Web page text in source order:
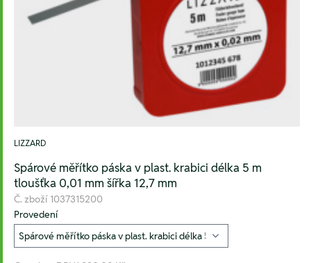
LIZZARD
Spárové měřítko páska v plast. krabici délka 5 m
tloušťka 0,01 mm šířka 12,7 mm
Č. zboží 1037315200
Provedení